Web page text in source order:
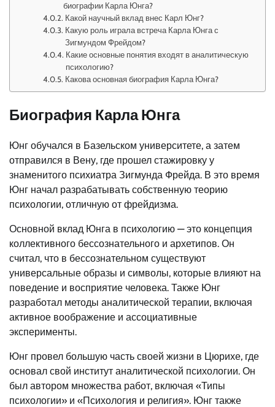
биографии Карла Юнга?
Какой научный вклад внес Карл Юнг?
Какую роль играла встреча Карла Юнга с
Зигмундом Фрейдом?
Какие основные понятия входят в аналитическую
психологию?
Какова основная биография Карла Юнга?
Биография Карла Юнга
Юнг обучался в Базельском университете, а затем
отправился в Вену, где прошел стажировку у
знаменитого психиатра Зигмунда Фрейда. В это время
Юнг начал разрабатывать собственную теорию
психологии, отличную от фрейдизма.
Основной вклад Юнга в психологию — это концепция
коллективного бессознательного и архетипов. Он
считал, что в бессознательном существуют
универсальные образы и символы, которые влияют на
поведение и восприятие человека. Также Юнг
разработал методы аналитической терапии, включая
активное воображение и ассоциативные
эксперименты.
Юнг провел большую часть своей жизни в Цюрихе, где
основал свой институт аналитической психологии. Он
был автором множества работ, включая «Типы
психологии» и «Психология и религия». Юнг также